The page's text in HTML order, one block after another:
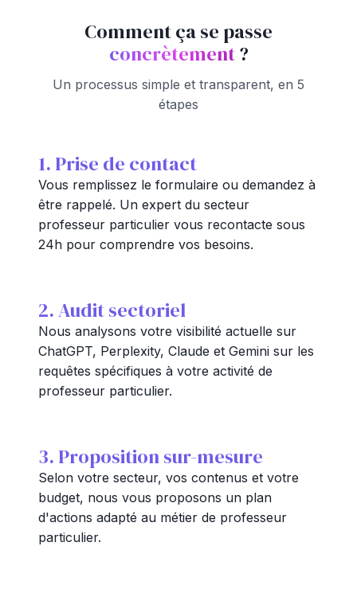
Comment ça se passe
concrètement?
Un processus simple et transparent, en 5
étapes
1. Prise de contact
Vous remplissez le formulaire ou demandez à
être rappelé. Un expert du secteur
professeur particulier vous recontacte sous
24h pour comprendre vos besoins.
2. Audit sectoriel
Nous analysons votre visibilité actuelle sur
ChatGPT, Perplexity, Claude et Gemini sur les
requêtes spécifiques à votre activité de
professeur particulier.
3. Proposition sur-mesure
Selon votre secteur, vos contenus et votre
budget, nous vous proposons un plan
d'actions adapté au métier de professeur
particulier.